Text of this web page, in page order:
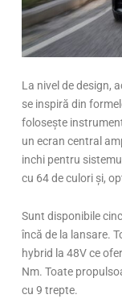
La nivel de design,
se inspiră din
folosește
un ecran central
inchi pentru
cu 64 de culori și,
Sunt disponibile
încă de la lansare.
hybrid la 48V ce
Nm. Toate
cu 9 trepte.